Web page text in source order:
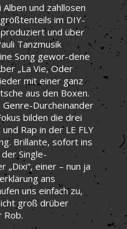
und zahllosen
im DIY-
und über
Tanzmusik
Song gewor-dene
„La Vie, Oder
mit einer ganz
aus den Boxen.
Genre-Durcheinander
bilden die drei
Rap in der LE FLY
Brillante, sofort ins
Single-
„Dixi“, einer – nun ja
ans
uns einfach zu,
groß drüber
Rob.